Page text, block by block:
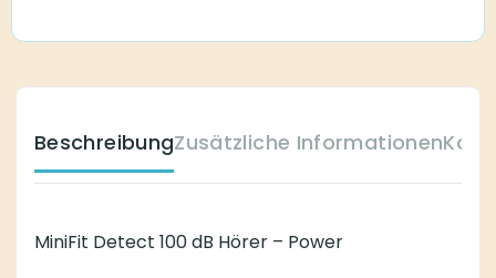
BeschreibungZusätzliche Informationen
MiniFit Detect 100 dB Hörer – Power